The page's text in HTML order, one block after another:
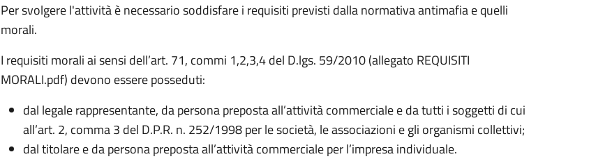
Per svolgere l'attività è necessario soddisfare i requisiti previsti dalla normativa antimafia e quelli
morali.
I requisiti morali ai sensi dell’art. 71, commi 1,2,3,4 del D.lgs. 59/2010 (allegato REQUISITI
MORALI.pdf) devono essere posseduti:
dal legale rappresentante, da persona preposta all’attività commerciale e da tutti i soggetti di cui
all’art. 2, comma 3 del D.P.R. n. 252/1998 per le società, le associazioni e gli organismi collettivi;
dal titolare e da persona preposta all’attività commerciale per l’impresa individuale.